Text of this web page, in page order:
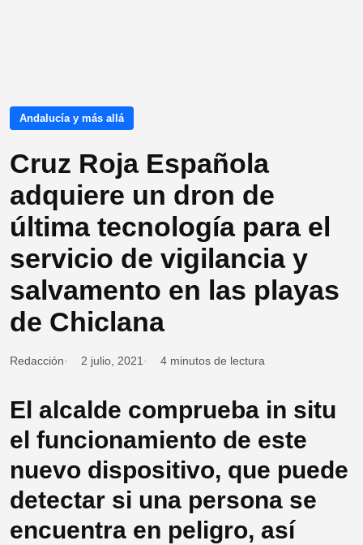
Andalucía y más allá
Cruz Roja Española
adquiere un dron de
última tecnología para el
servicio de vigilancia y
salvamento en las playas
de Chiclana
Redacción 2 julio, 2021 4 minutos de lectura
El alcalde comprueba in situ
el funcionamiento de este
nuevo dispositivo, que puede
detectar si una persona se
encuentra en peligro, así